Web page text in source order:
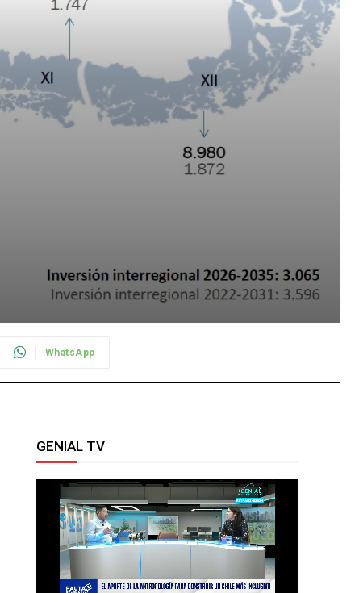
WhatsApp
GENIAL TV